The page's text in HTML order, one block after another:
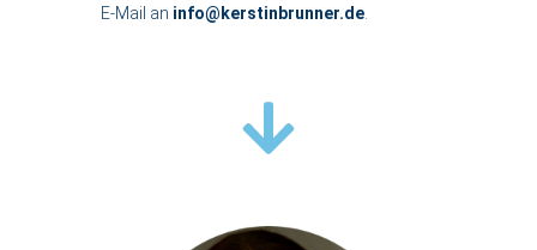
E-Mail an info@kerstinbrunner.de.